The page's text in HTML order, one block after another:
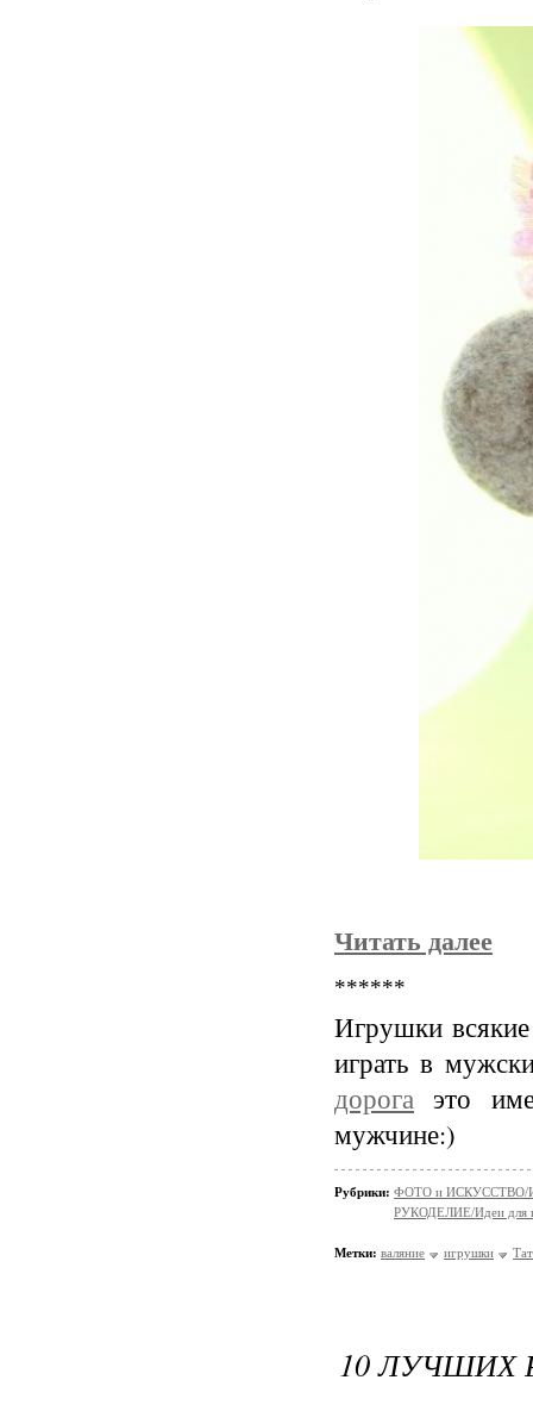
Читать далее
******
Игрушки
играть в
дорога это
мужчине:)
Рубрики: ФОТО и ИСКУССТВО/
РУКОДЕЛИЕ/Идеи для
Метки: валяние игрушки
10 ЛУЧШИХ